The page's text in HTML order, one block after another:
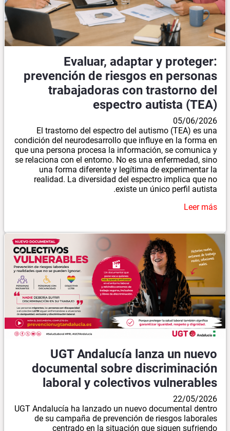
Evaluar, adaptar y proteger:
prevención de riesgos en personas
trabajadoras con trastorno del
espectro autista (TEA)
05/06/2026
El trastorno del espectro del autismo (TEA) es una
condición del neurodesarrollo que influye en la forma en
que una persona procesa la información, se comunica y
se relaciona con el entorno. No es una enfermedad, sino
una forma diferente y legítima de experimentar la
realidad. La diversidad del espectro implica que no
existe un único perfil autista.
Leer más
UGT Andalucía lanza un nuevo
documental sobre discriminación
laboral y colectivos vulnerables
22/05/2026
UGT Andalucía ha lanzado un nuevo documental dentro
de su campaña de prevención de riesgos laborales
centrado en la situación que siguen sufriendo